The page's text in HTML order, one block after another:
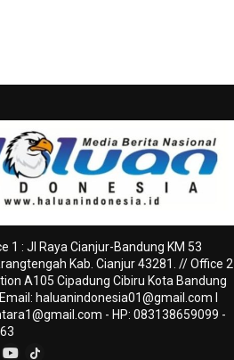
1 : Jl Raya Cianjur-Bandung KM 53
Kab. Cianjur 43281. // Office 2
A105 Cipadung Cibiru Kota Bandung
haluanindonesia01@gmail.com
- HP: 083138659099 -